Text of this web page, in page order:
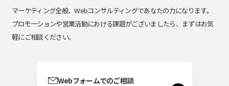
マーケティング全般、Webコンサルティングであなたの力になります。
プロモーションや営業活動における課題がございましたら、まずはお気
軽にご相談ください。
Webフォームでのご相談